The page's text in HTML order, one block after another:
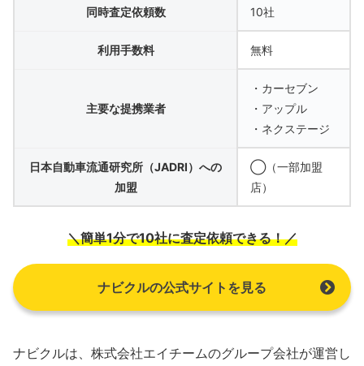
同時査定依頼数 10社
利用手数料 無料
主要な提携業者
・カーセブン
・アップル
・ネクステージ
日本自動車流通研究所（JADRI）への
加盟
◯（一部加盟
店）
＼簡単1分で10社に査定依頼できる！／
ナビクルの公式サイトを見る
ナビクルは、株式会社エイチームのグループ会社が運営し